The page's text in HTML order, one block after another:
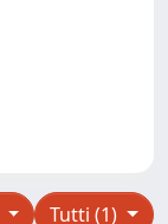
Tutti (1)